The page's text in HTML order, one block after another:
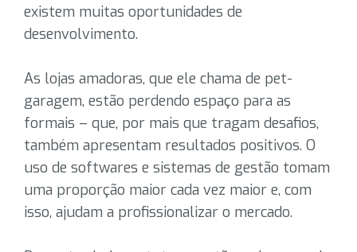
existem muitas oportunidades de
desenvolvimento.
As lojas amadoras, que ele chama de pet-
garagem, estão perdendo espaço para as
formais – que, por mais que tragam desafios,
também apresentam resultados positivos. O
uso de softwares e sistemas de gestão tomam
uma proporção maior cada vez maior e, com
isso, ajudam a profissionalizar o mercado.